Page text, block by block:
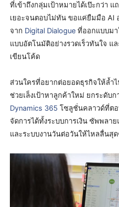
ที่เข้าถึงกลุ่มเป้าหมายได้เป๊ะกว่า
เยอะจนตอบไม่ทัน ขอแค่ยืมมือ AI
จาก Digital Dialogue ที่ออกแบบม
แบบอัตโนมัติอย่างรวดเร็วทันใจ แล
เขียนโค้ด
ส่วนใครที่อยากต่อยอดธุรกิจให้ล้ำ
ช่วยเล็งเป้าหาลูกค้าใหม่ ยกระดับ
Dynamics 365 โซลูชั่นคลาวด์ที่ต
จัดการได้ทั้งระบบการเงิน ซัพพลา
และระบบงานวันต่อวันให้ไหลลื่นสุด